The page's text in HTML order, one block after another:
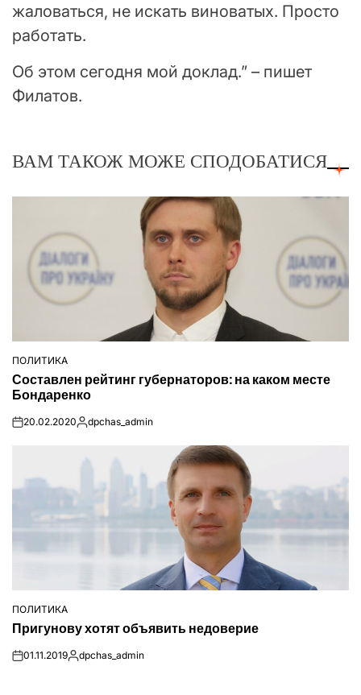
жаловаться, не искать виноватых. Просто
работать.
Об этом сегодня мой доклад.” – пишет
Филатов.
ВАМ ТАКОЖ МОЖЕ СПОДОБАТИСЯ
ОПУБЛІКУВАТИ
У
ПОЛИТИКА
Составлен рейтинг губернаторов: на каком месте
Бондаренко
on20.02.2020Опубліковано
dpchas_admin
ОПУБЛІКУВАТИ
ПОЛИТИКА
Пригунову хотят объявить недоверие
on01.11.2019Опубліковано
dpchas_admin